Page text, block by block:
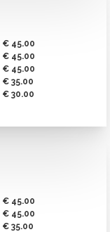
€ 45.00
€ 45.00
€ 45.00
€ 35.00
€ 30.00
€ 45.00
€ 45.00
€ 35.00